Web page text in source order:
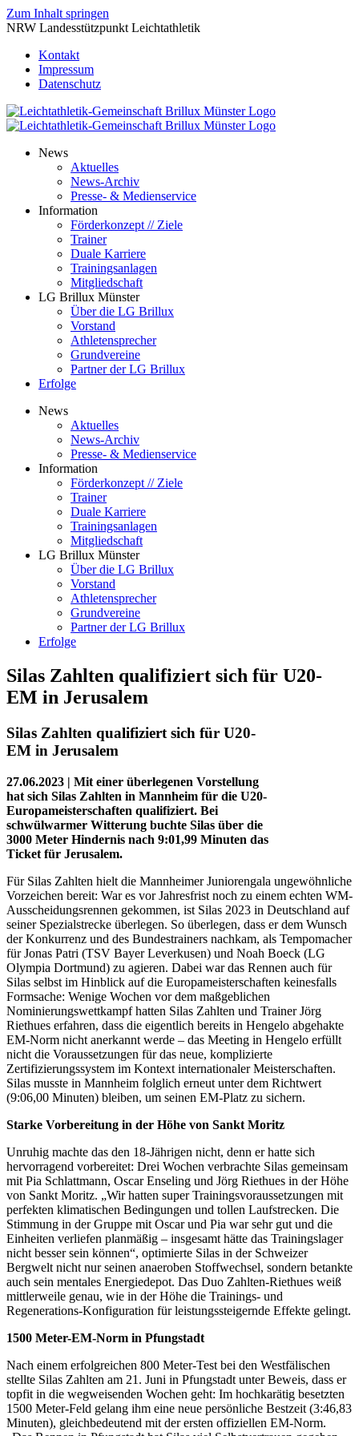
Zum Inhalt springen
NRW Landesstützpunkt Leichtathletik
Kontakt
Impressum
Datenschutz
News
Aktuelles
News-Archiv
Presse- & Medienservice
Information
Förderkonzept // Ziele
Trainer
Duale Karriere
Trainingsanlagen
Mitgliedschaft
LG Brillux Münster
Über die LG Brillux
Vorstand
Athletensprecher
Grundvereine
Partner der LG Brillux
Erfolge
News
Aktuelles
News-Archiv
Presse- & Medienservice
Information
Förderkonzept // Ziele
Trainer
Duale Karriere
Trainingsanlagen
Mitgliedschaft
LG Brillux Münster
Über die LG Brillux
Vorstand
Athletensprecher
Grundvereine
Partner der LG Brillux
Erfolge
Silas Zahlten qualifiziert sich für U20-
EM in Jerusalem
Silas Zahlten qualifiziert sich für U20-
EM in Jerusalem
27.06.2023 | Mit einer überlegenen Vorstellung
hat sich Silas Zahlten in Mannheim für die U20-
Europameisterschaften qualifiziert. Bei
schwülwarmer Witterung buchte Silas über die
3000 Meter Hindernis nach 9:01,99 Minuten das
Ticket für Jerusalem.
Für Silas Zahlten hielt die Mannheimer Juniorengala ungewöhnliche
Vorzeichen bereit: War es vor Jahresfrist noch zu einem echten WM-
Ausscheidungsrennen gekommen, ist Silas 2023 in Deutschland auf
seiner Spezialstrecke überlegen. So überlegen, dass er dem Wunsch
der Konkurrenz und des Bundestrainers nachkam, als Tempomacher
für Jonas Patri (TSV Bayer Leverkusen) und Noah Boeck (LG
Olympia Dortmund) zu agieren. Dabei war das Rennen auch für
Silas selbst im Hinblick auf die Europameisterschaften keinesfalls
Formsache: Wenige Wochen vor dem maßgeblichen
Nominierungswettkampf hatten Silas Zahlten und Trainer Jörg
Riethues erfahren, dass die eigentlich bereits in Hengelo abgehakte
EM-Norm nicht anerkannt werde – das Meeting in Hengelo erfüllt
nicht die Voraussetzungen für das neue, komplizierte
Zertifizierungssystem im Kontext internationaler Meisterschaften.
Silas musste in Mannheim folglich erneut unter dem Richtwert
(9:06,00 Minuten) bleiben, um seinen EM-Platz zu sichern.
Starke Vorbereitung in der Höhe von Sankt Moritz
Unruhig machte das den 18-Jährigen nicht, denn er hatte sich
hervorragend vorbereitet: Drei Wochen verbrachte Silas gemeinsam
mit Pia Schlattmann, Oscar Enseling und Jörg Riethues in der Höhe
von Sankt Moritz. „Wir hatten super Trainingsvoraussetzungen mit
perfekten klimatischen Bedingungen und tollen Laufstrecken. Die
Stimmung in der Gruppe mit Oscar und Pia war sehr gut und die
Einheiten verliefen planmäßig – insgesamt hätte das Trainingslager
nicht besser sein können“, optimierte Silas in der Schweizer
Bergwelt nicht nur seinen anaeroben Stoffwechsel, sondern betankte
auch sein mentales Energiedepot. Das Duo Zahlten-Riethues weiß
mittlerweile genau, wie in der Höhe die Trainings- und
Regenerations-Konfiguration für leistungssteigernde Effekte gelingt.
1500 Meter-EM-Norm in Pfungstadt
Nach einem erfolgreichen 800 Meter-Test bei den Westfälischen
stellte Silas Zahlten am 21. Juni in Pfungstadt unter Beweis, dass er
topfit in die wegweisenden Wochen geht: Im hochkarätig besetzten
1500 Meter-Feld gelang ihm eine neue persönliche Bestzeit (3:46,83
Minuten), gleichbedeutend mit der ersten offiziellen EM-Norm.